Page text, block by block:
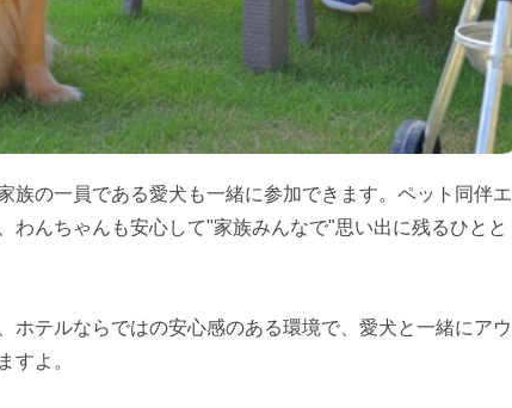
族の一員である愛犬も一緒に参加できます。ペット同伴エ
わんちゃんも安心して"家族みんなで"思い出に残るひとと
ホテルならではの安心感のある環境で、愛犬と一緒にアウ
すよ。